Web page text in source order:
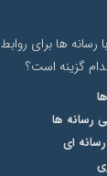
ها برای روابط
گزینه است؟
رسانه ها
ای